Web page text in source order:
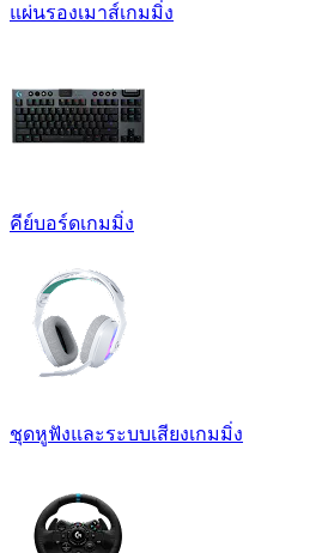
แผ่นรองเมาส์เกมมิ่ง
คีย์บอร์ดเกมมิ่ง
ชุดหูฟังและระบบเสียงเกมมิ่ง